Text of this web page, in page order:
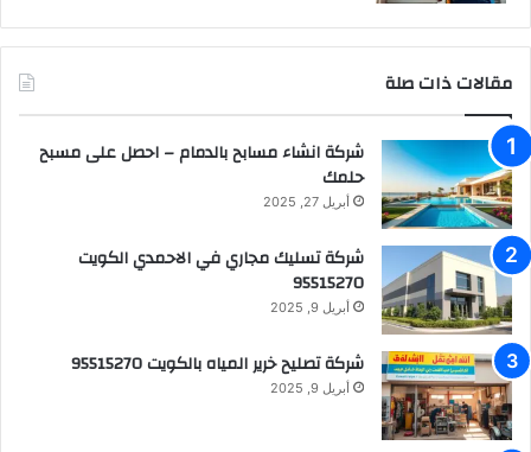
مقالات ذات صلة
شركة انشاء مسابح بالدمام – احصل على مسبح
حلمك
أبريل 27, 2025
شركة تسليك مجاري في الاحمدي الكويت
95515270
أبريل 9, 2025
شركة تصليح خرير المياه بالكويت 95515270
أبريل 9, 2025